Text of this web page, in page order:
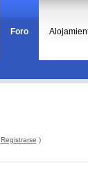
Foro
Registrarse )